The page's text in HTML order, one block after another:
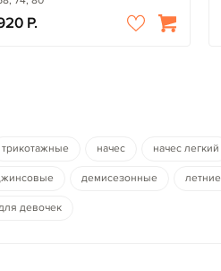
трикотажные начес начес легкий
демисезонные летние
девочек